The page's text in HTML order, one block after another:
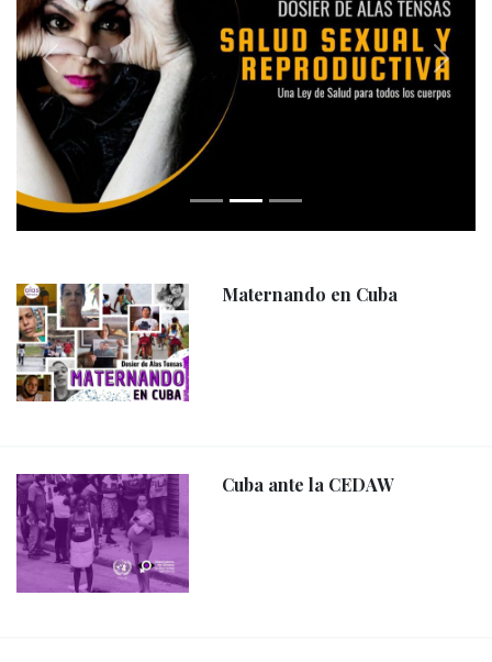
Previous Next
Maternando en Cuba
Cuba ante la CEDAW